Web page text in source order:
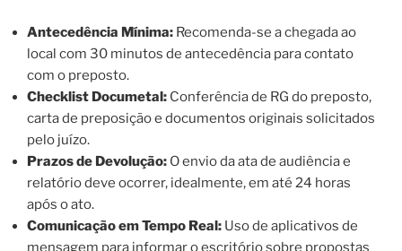
Antecedência Mínima: Recomenda-se a chegada ao
local com 30 minutos de antecedência para contato
com o preposto.
Checklist Documetal: Conferência de RG do preposto,
carta de preposição e documentos originais solicitados
pelo juízo.
Prazos de Devolução: O envio da ata de audiência e
relatório deve ocorrer, idealmente, em até 24 horas
após o ato.
Comunicação em Tempo Real: Uso de aplicativos de
mensagem para informar o escritório sobre propostas